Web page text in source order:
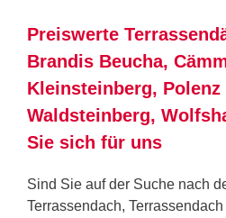
Preiswerte
Brandis Beucha,
Kleinsteinberg, Polenz
Waldsteinberg,
Sie sich für uns
Sind Sie auf der Suche nach
Terrassendach, Terrassendach